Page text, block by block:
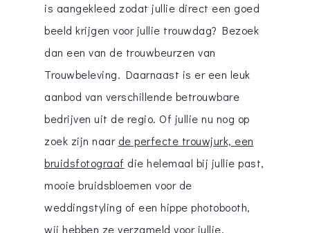
is aangekleed zodat jullie direct een goed
beeld krijgen voor jullie trouwdag? Bezoek
dan een van de trouwbeurzen van
Trouwbeleving. Daarnaast is er een leuk
aanbod van verschillende betrouwbare
bedrijven uit de regio. Of jullie nu nog op
zoek zijn naar de perfecte trouwjurk, een
bruidsfotograaf die helemaal bij jullie past,
mooie bruidsbloemen voor de
weddingstyling of een hippe photobooth,
wij hebben ze verzameld voor jullie.